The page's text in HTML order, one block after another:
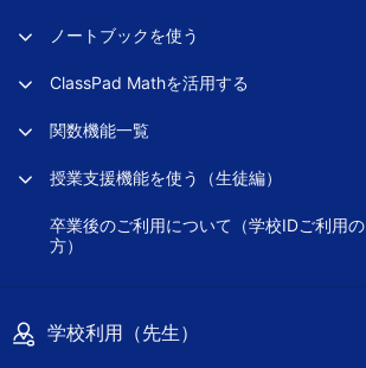
ノートブックを使う
ClassPad Mathを活用する
関数機能一覧
授業支援機能を使う（生徒編）
卒業後のご利用について（学校IDご利用の
方）
学校利用（先生）